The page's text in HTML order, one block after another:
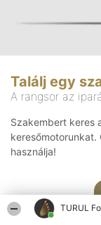
TURUL
Találj egy
A rangsor az
Szakembert keres
használja!